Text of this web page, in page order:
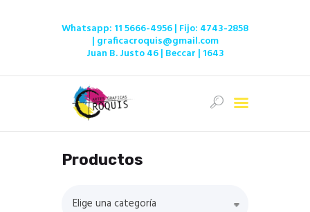
Whatsapp: 11 5666-4956| Fijo: 4743-2858
| graficacroquis@gmail.com
Juan B. Justo 46 | Beccar | 1643
Inicio
Ofertas
Tienda
Servicios
Contacto
Productos
Elige una categoría